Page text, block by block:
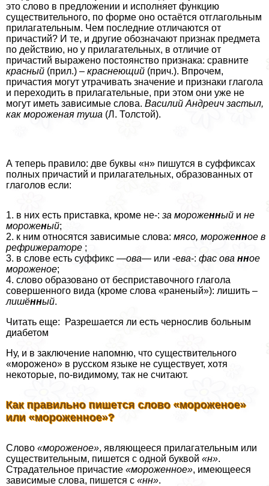
это слово в предложении и исполняет функцию
существительного, по форме оно остаётся отглагольным
прилагательным. Чем последние отличаются от
причастий? И те, и другие обозначают признак предмета
по действию, но у прилагательных, в отличие от
причастий выражено постоянство признака: сравните
красный (прил.) – краснеющий (прич.). Впрочем,
причастия могут утрачивать значение и признаки глагола
и переходить в прилагательные, при этом они уже не
могут иметь зависимые слова. Василий Андреич застыл,
как мороженая туша (Л. Толстой).
А теперь правило: две буквы «н» пишутся в суффиксах
полных причастий и прилагательных, образованных от
глаголов если:
1. в них есть приставка, кроме не-: за мороженный и не
мороженый;
2. к ним относятся зависимые слова: мясо, мороженное в
рефрижераторе ;
3. в слове есть суффикс —ова— или -ева-: фас ова нное
мороженое;
4. слово образовано от бесприставочного глагола
совершенного вида (кроме слова «раненый»): лишить –
лишённый.
Читать еще: Разрешается ли есть чернослив больным
диабетом
Ну, и в заключение напомню, что существительного
«морожено» в русском языке не существует, хотя
некоторые, по-видимому, так не считают.
Как правильно пишется слово «мороженое»
или «мороженное»?
Слово «моро­же­ное», явля­ю­ще­е­ся при­ла­га­тель­ным или
суще­стви­тель­ным, пишет­ся с одной бук­вой «н».
Страдательное при­ча­стие «моро­жен­ное», име­ю­ще­е­ся
зави­си­мые сло­ва, пишет­ся с «нн».